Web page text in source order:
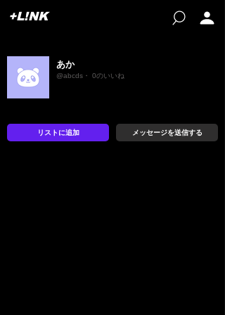
+L!NK
あか
@abcds・ 0のいいね
リストに追加 メッセージを送信する